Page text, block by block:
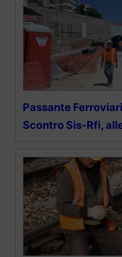
Passante
Scontro Sis-Rfi,